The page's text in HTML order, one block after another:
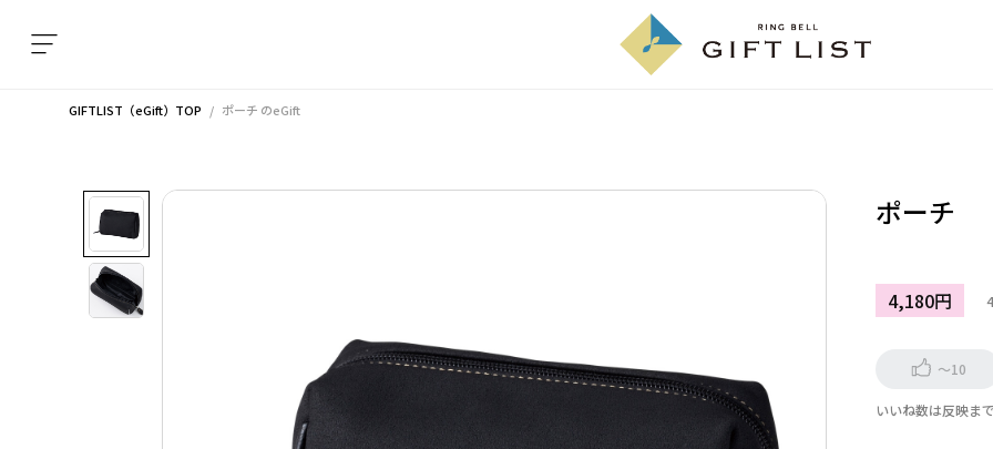
GIFTLIST（eGift）TOP ポーチ のeGift
ポーチ
4,180円
～10
いいね数は反映ま